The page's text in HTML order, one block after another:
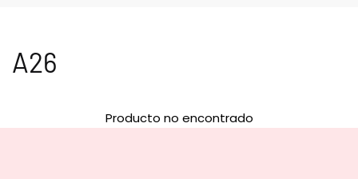
A26
Producto no encontrado